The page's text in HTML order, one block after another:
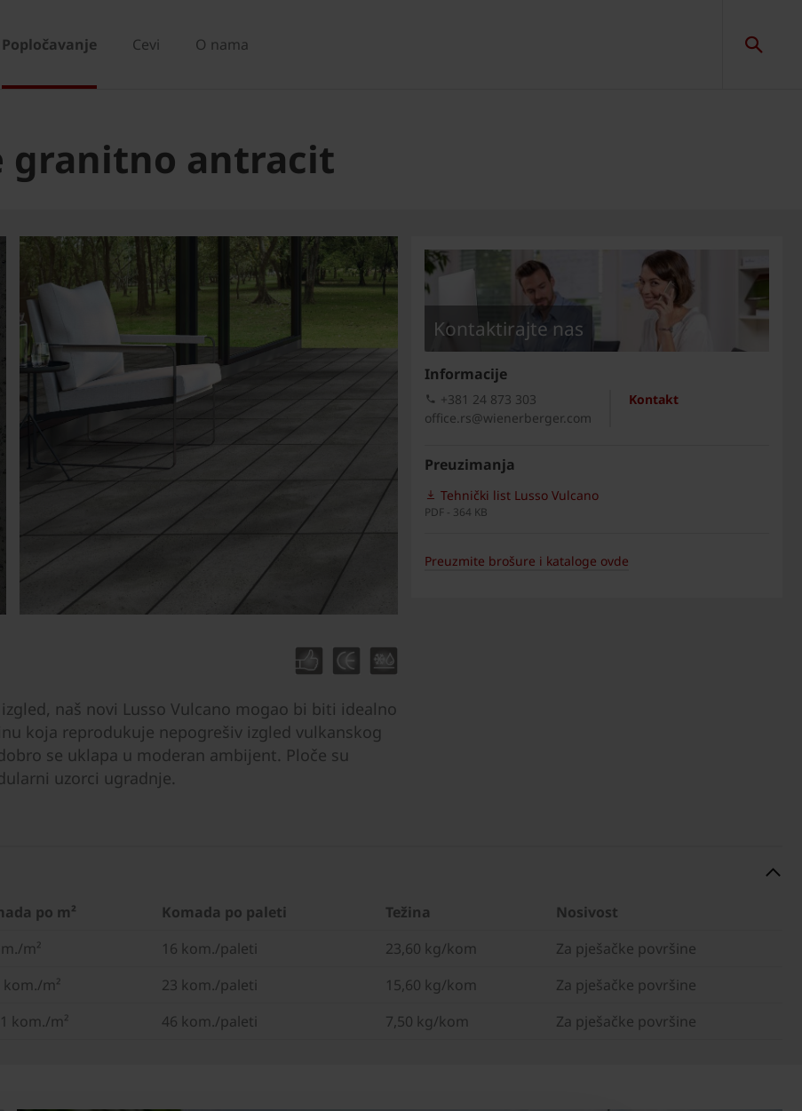
Popločavanje Cevi O nama
granitno antracit
naš novi Lusso Vulcano mogao bi biti idealno
koja reprodukuje nepogrešiv izgled vulkanskog
se uklapa u moderan ambijent. Ploče su
uzorci ugradnje.
Kontaktirajte nas
Informacije
Kontakt
+381 24 873 303
office.rs@wienerberger.com
Preuzimanja
Tehnički list Lusso Vulcano
PDF - 364 KB
Preuzmite brošure i kataloge ovde
po m² Komada po paleti Težina
Nosivost
m² 16 kom./paleti 23,60 kg/kom
Za pješačke površine
kom./m² 23 kom./paleti 15,60 kg/kom
Za pješačke površine
kom./m² 46 kom./paleti 7,50 kg/kom Za pješačke površine